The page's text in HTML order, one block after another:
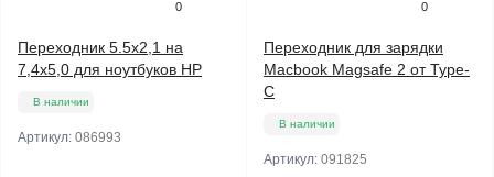
0
Переходник 5.5x2,1 на
7,4x5,0 для ноутбуков HP
В наличии
Артикул: 086993
0
Переходник для зарядки
Macbook Magsafe 2 от Type-
C
В наличии
Артикул: 091825